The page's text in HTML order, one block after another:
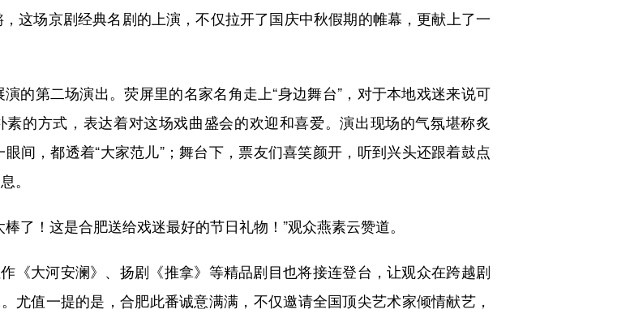
这场京剧经典名剧的上演，不仅拉开了国庆中秋假期的帷幕，更献上了一
的第二场演出。荧屏里的名家名角走上“身边舞台”，对于本地戏迷来说可
的方式，表达着对这场戏曲盛会的欢迎和喜爱。演出现场的气氛堪称炙
间，都透着“大家范儿”；舞台下，票友们喜笑颜开，听到兴头还跟着鼓点
。
！这是合肥送给戏迷最好的节日礼物！”观众燕素云赞道。
大河安澜》、扬剧《推拿》等精品剧目也将接连登台，让观众在跨越剧
尤值一提的是，合肥此番诚意满满，不仅邀请全国顶尖艺术家倾情献艺，